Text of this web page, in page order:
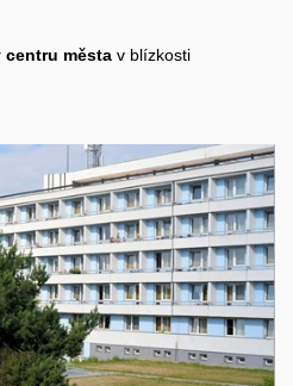
centru města v blízkosti